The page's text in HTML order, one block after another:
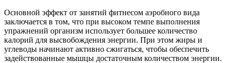
Основной эффект от занятий фитнесом аэробного вида
заключается в том, что при высоком темпе выполнения
упражнений организм использует большее количество
калорий для высвобождения энергии. При этом жиры и
углеводы начинают активно сжигаться, чтобы обеспечить
задействованные мышцы достаточным количеством энергии.